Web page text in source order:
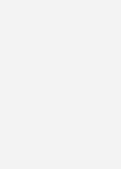
hat sich mit den Jahren
ist ständig online. Dadurch
und Kunden – und
Unser Experte weiß: Es